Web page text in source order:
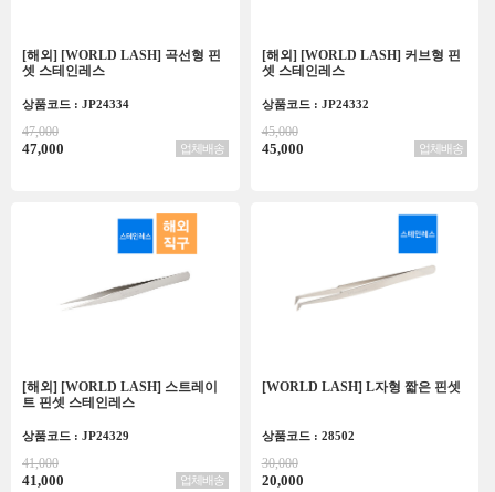
[해외] [WORLD LASH] 곡선형 핀
셋 스테인레스
상품코드 : JP24334
47,000
47,000 업체배송
[해외] [WORLD LASH] 커브형 핀
셋 스테인레스
상품코드 : JP24332
45,000
45,000 업체배송
[해외] [WORLD LASH] 스트레이
트 핀셋 스테인레스
상품코드 : JP24329
41,000
41,000 업체배송
[WORLD LASH] L자형 짧은 핀셋
상품코드 : 28502
30,000
20,000